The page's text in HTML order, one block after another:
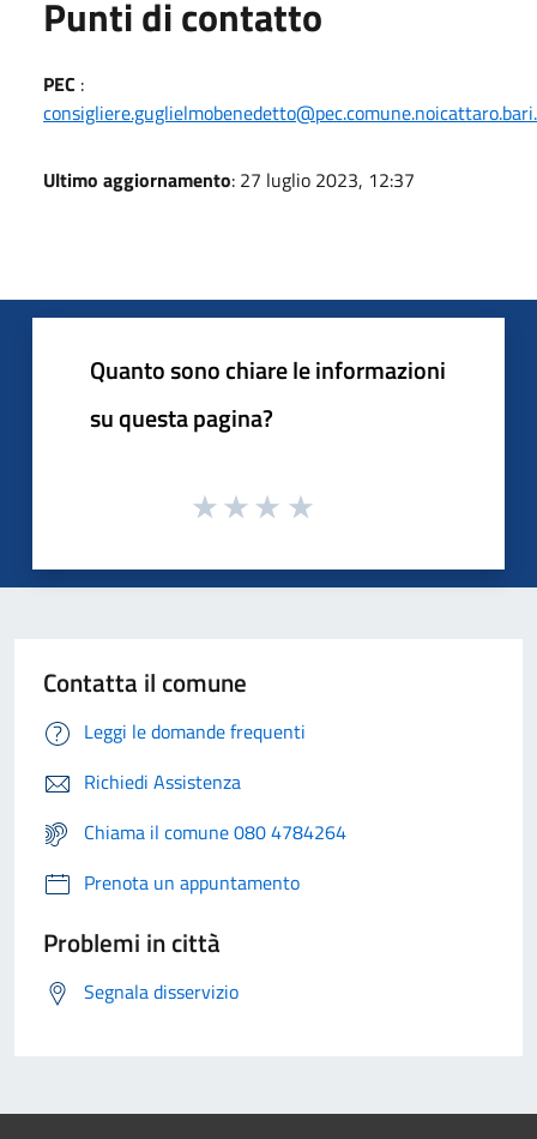
Punti di contatto
PEC :
Ultimo aggiornamento: 27 luglio 2023, 12:37
Quanto sono chiare le informazioni
su questa pagina?
Contatta il comune
Leggi le domande frequenti
Richiedi Assistenza
Chiama il comune 080 4784264
Prenota un appuntamento
Problemi in città
Segnala disservizio